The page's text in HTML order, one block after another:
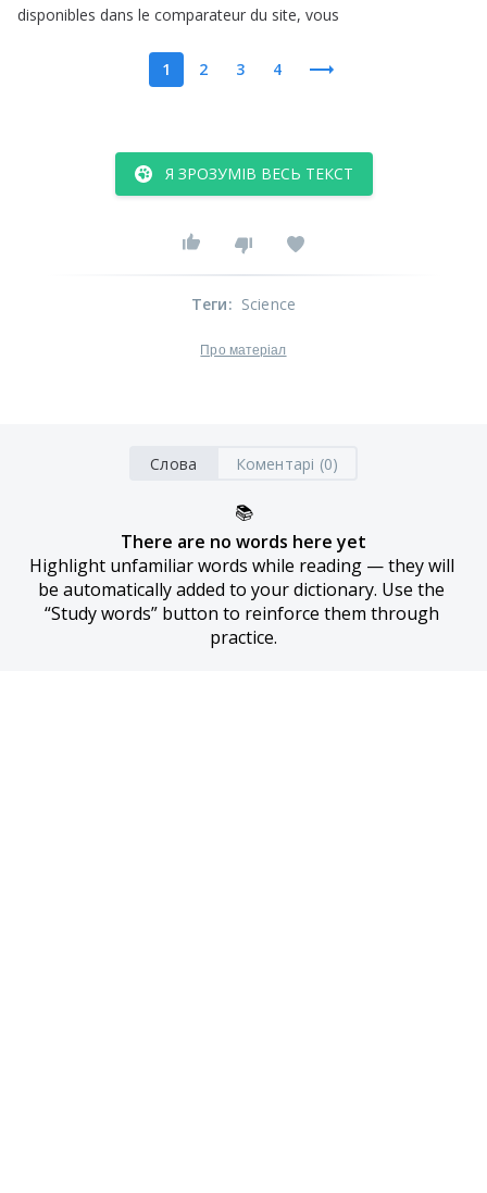
disponibles dans le comparateur du site, vous
1 2 3 4
Я ЗРОЗУМІВ ВЕСЬ ТЕКСТ
Теги: Science
Про матеріал
Слова Коментарі (0)
📚
There are no words here yet
Highlight unfamiliar words while reading — they will
be automatically added to your dictionary. Use the
“Study words” button to reinforce them through
practice.